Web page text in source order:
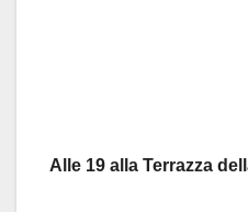
Alle 19 alla Terrazza